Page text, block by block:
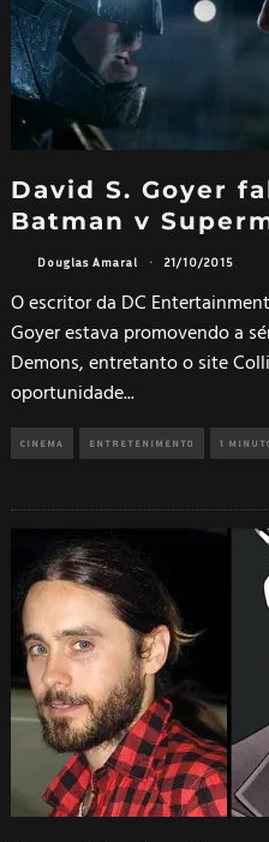
David S. Goyer
Batman v
Douglas Amaral · 21/10/2015
O escritor da DC
Goyer estava promovendo a
Demons, entretanto o site
oportunidade...
CINEMA ENTRETENIMENTO 1